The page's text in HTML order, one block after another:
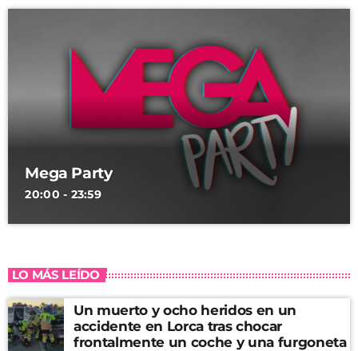
Mega Party
20:00 - 23:59
LO MÁS LEÍDO
Un muerto y ocho heridos en un
accidente en Lorca tras chocar
frontalmente un coche y una furgoneta